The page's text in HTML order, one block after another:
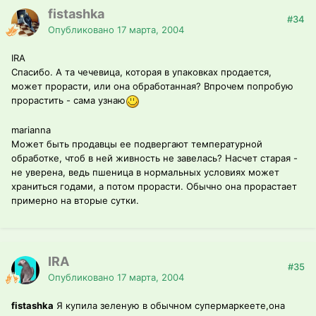
fistashka
Опубликовано 17 марта, 2004
#34
IRA
Спасибо. А та чечевица, которая в упаковках продается,
может прорасти, или она обработанная? Впрочем попробую
прорастить - сама узнаю
marianna
Может быть продавцы ее подвергают температурной
обработке, чтоб в ней живность не завелась? Насчет старая -
не уверена, ведь пшеница в нормальных условиях может
храниться годами, а потом прорасти. Обычно она прорастает
примерно на вторые сутки.
IRA
Опубликовано 17 марта, 2004
#35
fistashka Я купила зеленую в обычном супермаркеете,она